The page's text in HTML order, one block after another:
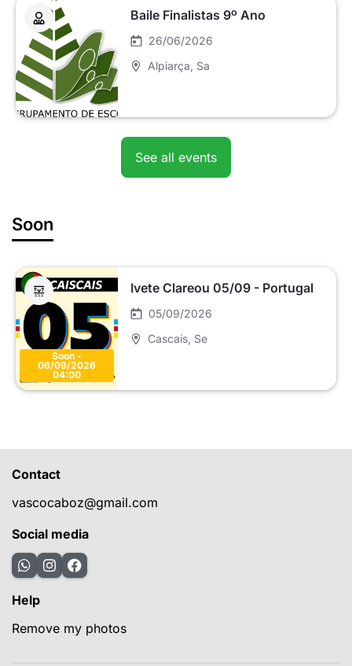
Baile Finalistas 9º Ano
26/06/2026
Alpiarça , Sa
See all events
Soon
Soon -
06/09/2026
04:00
Ivete Clareou 05/09 - Portugal
05/09/2026
Cascais , Se
Contact
vascocaboz@gmail.com
Social media
Help
Remove my photos